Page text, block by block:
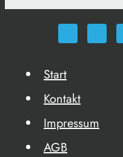
Start
Kontakt
Impressum
AGB